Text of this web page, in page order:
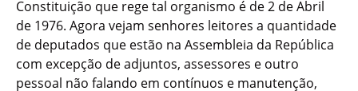
Constituição que rege tal organismo é de 2 de Abril
de 1976. Agora vejam senhores leitores a quantidade
de deputados que estão na Assembleia da República
com excepção de adjuntos, assessores e outro
pessoal não falando em contínuos e manutenção,